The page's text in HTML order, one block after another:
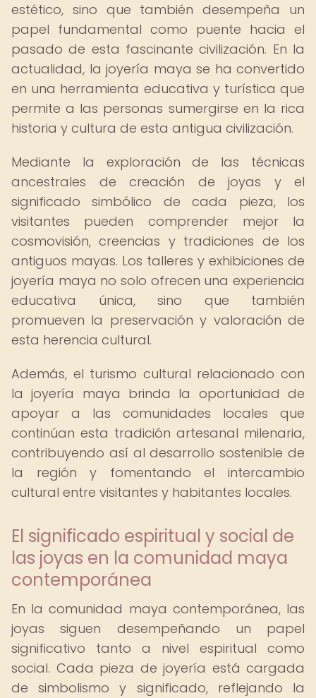
estético, sino que también desempeña un
papel fundamental como puente hacia el
pasado de esta fascinante civilización. En la
actualidad, la joyería maya se ha convertido
en una herramienta educativa y turística que
permite a las personas sumergirse en la rica
historia y cultura de esta antigua civilización.
Mediante la exploración de las técnicas
ancestrales de creación de joyas y el
significado simbólico de cada pieza, los
visitantes pueden comprender mejor la
cosmovisión, creencias y tradiciones de los
antiguos mayas. Los talleres y exhibiciones de
joyería maya no solo ofrecen una experiencia
educativa única, sino que también
promueven la preservación y valoración de
esta herencia cultural.
Además, el turismo cultural relacionado con
la joyería maya brinda la oportunidad de
apoyar a las comunidades locales que
continúan esta tradición artesanal milenaria,
contribuyendo así al desarrollo sostenible de
la región y fomentando el intercambio
cultural entre visitantes y habitantes locales.
El significado espiritual y social de
las joyas en la comunidad maya
contemporánea
En la comunidad maya contemporánea, las
joyas siguen desempeñando un papel
significativo tanto a nivel espiritual como
social. Cada pieza de joyería está cargada
de simbolismo y significado, reflejando la